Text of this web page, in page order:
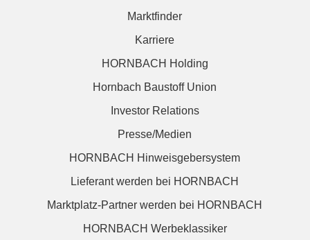
Marktfinder
Karriere
HORNBACH Holding
Hornbach Baustoff Union
Investor Relations
Presse/Medien
HORNBACH Hinweisgebersystem
Lieferant werden bei HORNBACH
Marktplatz-Partner werden bei HORNBACH
HORNBACH Werbeklassiker